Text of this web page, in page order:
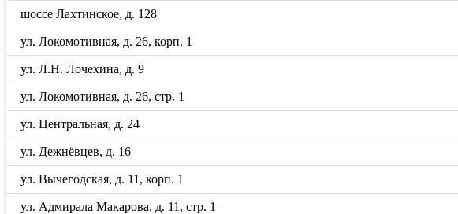
шоссе Лахтинское, д. 128
ул. Локомотивная, д. 26, корп. 1
ул. Л.Н. Лочехина, д. 9
ул. Локомотивная, д. 26, стр. 1
ул. Центральная, д. 24
ул. Дежнёвцев, д. 16
ул. Вычегодская, д. 11, корп. 1
ул. Адмирала Макарова, д. 11, стр. 1